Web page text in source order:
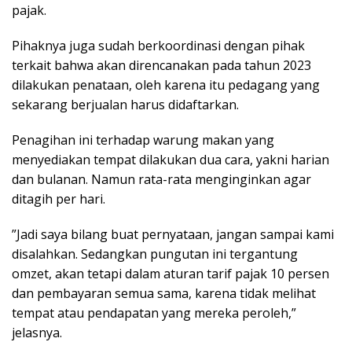
pajak.
Pihaknya juga sudah berkoordinasi dengan pihak
terkait bahwa akan direncanakan pada tahun 2023
dilakukan penataan, oleh karena itu pedagang yang
sekarang berjualan harus didaftarkan.
Penagihan ini terhadap warung makan yang
menyediakan tempat dilakukan dua cara, yakni harian
dan bulanan. Namun rata-rata menginginkan agar
ditagih per hari.
”Jadi saya bilang buat pernyataan, jangan sampai kami
disalahkan. Sedangkan pungutan ini tergantung
omzet, akan tetapi dalam aturan tarif pajak 10 persen
dan pembayaran semua sama, karena tidak melihat
tempat atau pendapatan yang mereka peroleh,”
jelasnya.